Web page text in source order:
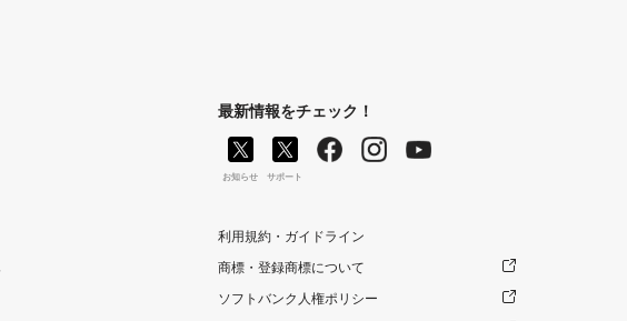
最新情報をチェック！
お知らせ サポート
利用規約・ガイドライン
商標・登録商標について
ソフトバンク人権ポリシー